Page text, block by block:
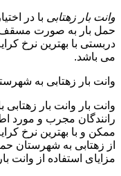
وانت بار زهتابی با در
حمل بار به صورت مسقف
دربستی با بهترین نرخ
می باشد.
وانت بار زهتابی به
وانت بار وانت بار زهتابی
رانندگان مجرب و مورد
ممکن و با بهترین نرخ
از زهتابی به شهرستان
مزایای استفاده از وانت